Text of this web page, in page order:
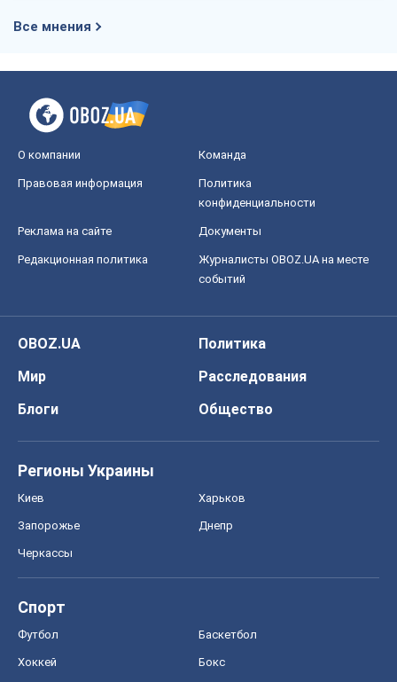
Все мнения
О компании Команда
Правовая информация
Политика
конфиденциальности
Реклама на сайте Документы
Редакционная политика
Журналисты OBOZ.UA на месте
событий
OBOZ.UA
Политика
Мир
Расследования
Блоги
Общество
Регионы Украины
Киев Харьков
Запорожье Днепр
Черкассы
Спорт
Футбол Баскетбол
Хоккей Бокс